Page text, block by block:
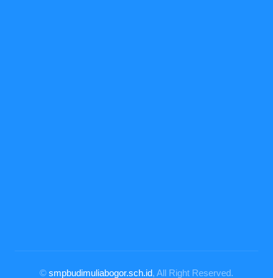
© smpbudimuliabogor.sch.id, All Right Reserved.